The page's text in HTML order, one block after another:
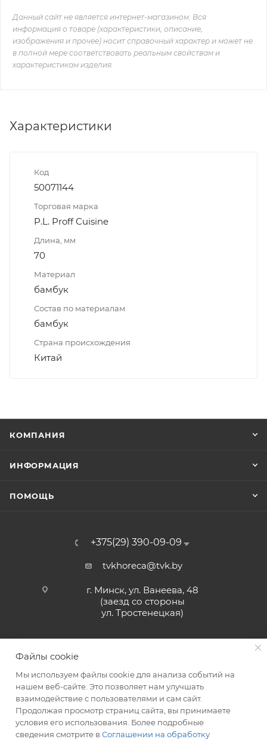
Данный сайт не является интернет-магазином. Вся
информация о товаре (характеристики, описание,
изображения и прочее) носит справочный характер и может не
в полной мере соответствовать реальным свойствам и
характеристикам изделия.
Характеристики
Код
50071144
Торговая марка
P.L. Proff Cuisine
Длина, мм
70
Материал
бамбук
Состав по материалам
бамбук
Страна происхождения
Китай
КОМПАНИЯ
ИНФОРМАЦИЯ
ПОМОЩЬ
+375(29) 390-09-09
tvkhoreca@tvk.by
г. Минск, ул. Ванеева, 48
(заезд со стороны
ул. Тростенецкая)
2026 © ЗАО «ТВК»
Файлы cookie
Мы используем файлы cookie для анализа событий на
нашем веб-сайте. Это позволяет нам улучшать
взаимодействие с пользователями и сам сайт.
Продолжая просмотр страниц сайта, вы принимаете
условия его использования. Более подробные
сведения смотрите в Соглашении на обработку